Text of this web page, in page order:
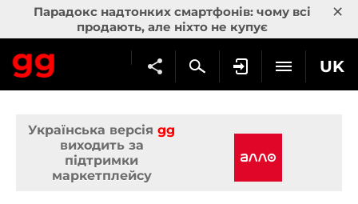
Парадокс надтонких смартфонів: чому всі
продають, але ніхто не купує
×
UK
Українська версія gg
виходить за
підтримки
маркетплейсу